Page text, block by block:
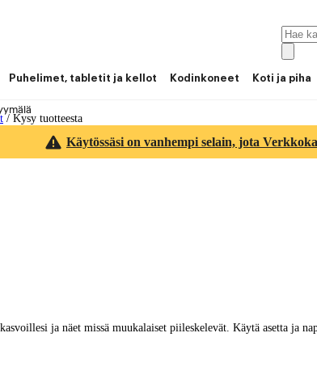
Puhelimet, tabletit ja kellot Kodinkoneet Koti ja piha
/ Kysy tuotteesta
Käytössäsi on vanhempi selain, jota
ja näet missä muukalaiset piileskelevät. Käytä asetta ja